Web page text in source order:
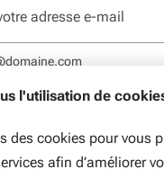
l'utilisation de
des cookies pour vous
afin d’améliorer